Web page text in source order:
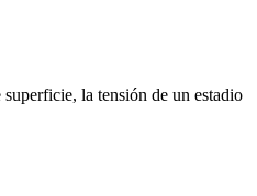
la tensión de un estadio